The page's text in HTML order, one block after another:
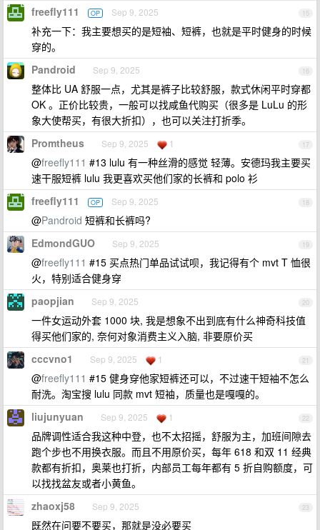
15
freefly111 OP Sep 9, 2025
补充一下：我主要想买的是短袖、短裤，也就是平时健身的时候
穿的。
16
Pandroid Sep 9, 2025
整体比 UA 舒服一点，尤其是裤子比较舒服，款式休闲平时穿都
OK 。正价比较贵，一般可以找咸鱼代购买（很多是 LuLu 的形
象大使帮买，有很大折扣），也可以关注打折季。
17
Promtheus Sep 9, 2025 1
@freefly111 #13 lulu 有一种丝滑的感觉 轻薄。安德玛我主要买
速干服短裤 lulu 我更喜欢买他们家的长裤和 polo 衫
18
freefly111 OP Sep 9, 2025
@Pandroid 短裤和长裤吗?
19
EdmondGUO Sep 9, 2025
@freefly111 #15 买点热门单品试试呗，我记得有个 mvt T 恤很
火，特别适合健身穿
20
paopjian Sep 9, 2025
一件女运动外套 1000 块, 我是想象不出到底有什么神奇科技值
得买他们家的, 奈何对象消费主义入脑, 非要原价买
21
cccvno1 Sep 9, 2025 1
@freefly111 #15 健身穿他家短裤还可以，不过速干短袖不怎么
耐洗。淘宝搜 lulu 同款 mvt 短袖，质量也是嘎嘎的。
22
liujunyuan Sep 9, 2025 1
品牌调性适合我这种中登，也不太招摇，舒服为主，加班间隙去
跑个步也不用换衣服。而且不用原价买，每年 618 和双 11 经典
款都有折扣，奥莱也打折，内部员工每年都有 5 折自购额度，可
以找找盆友或者小黄鱼。
23
zhaoxj58 Sep 9, 2025
既然在问要不要买，那就是没必要买